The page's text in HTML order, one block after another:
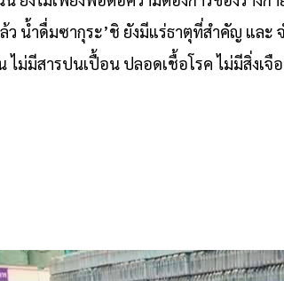
น้ำดื่มซากุระ’ชิ ยังมีแร่ธาตุที่สำคัญ และ
ม่มีสารปนเปื้อน ปลอดเชื้อโรค ไม่มีสิ่งเ